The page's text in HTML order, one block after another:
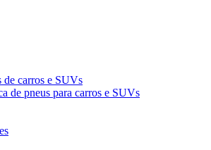
de carros e SUVs
de pneus para carros e SUVs